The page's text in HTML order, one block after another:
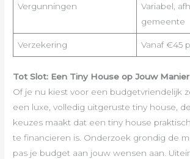
Vergunningen
Variabel,
gemeente
Verzekering Vanaf €45
Tot Slot: Een Tiny House op Jouw Manier
Of je nu kiest voor een budgetvriendelijk
een luxe, volledig uitgeruste tiny house,
keuzes maakt dat een tiny house
te financieren is. Onderzoek grondig de
pas je budget aan jouw wensen aan.